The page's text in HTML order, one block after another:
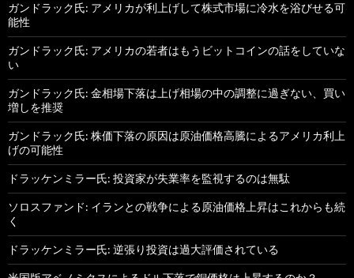
ガンドラック氏: アメリカが利上げして株式市場に冷水を浴びせる可
能性
ガンドラック氏: アメリカの若者はもうビットコインの話をしていな
い
ガンドラック氏: 金相場下落は上げ相場の中の調整に過ぎない、買い
増しを推奨
ガンドラック氏: 株価下落の原因は原油価格高騰によるアメリカ利上
げの可能性
ドラッケンミラー氏: 投資家が失業率を監視するのは無駄
ソロスファンド: イランとの戦争による原油価格上昇はこれからも続
く
ドラッケンミラー氏: 逆張り投資は過大評価されている